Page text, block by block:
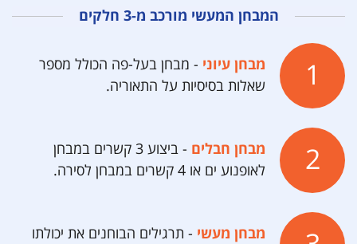
המבחן המעשי מורכב מ-3 חלקים
מבחן עיוני - מבחן בעל-פה הכולל מספר
שאלות בסיסיות על התאוריה.
מבחן חבלים
- ביצוע 3 קשרים במבחן
לאופנוע ים או 4 קשרים במבחן לסירה.
מבחן מעשי - תרגילים הבוחנים את יכולתו